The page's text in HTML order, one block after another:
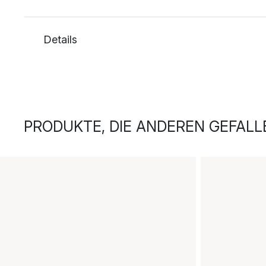
Details
PRODUKTE, DIE ANDEREN